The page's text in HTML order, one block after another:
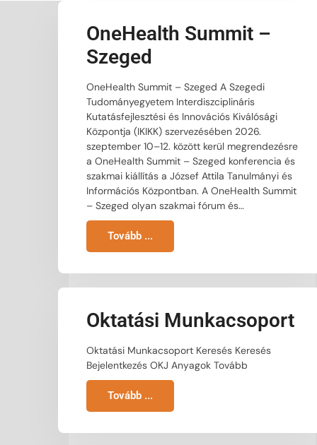
OneHealth Summit –
Szeged
OneHealth Summit – Szeged A Szegedi
Tudományegyetem Interdiszciplináris
Kutatásfejlesztési és Innovációs Kiválósági
Központja (IKIKK) szervezésében 2026.
szeptember 10–12. között kerül megrendezésre
a OneHealth Summit – Szeged konferencia és
szakmai kiállítás a József Attila Tanulmányi és
Információs Központban. A OneHealth Summit
– Szeged olyan szakmai fórum és…
Tovább ...
Oktatási Munkacsoport
Oktatási Munkacsoport Keresés Keresés
Bejelentkezés OKJ Anyagok Tovább
Tovább ...